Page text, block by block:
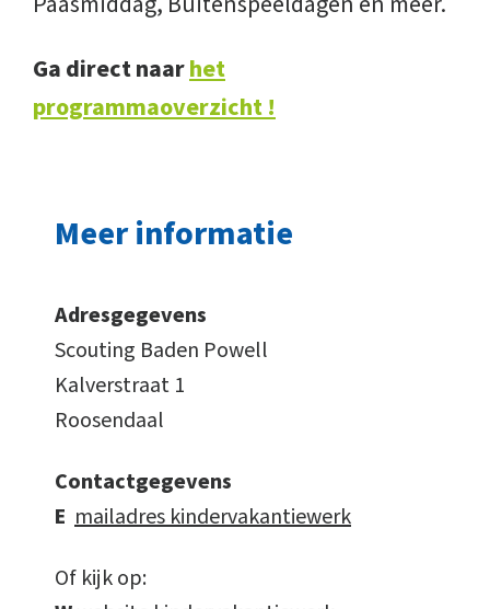
Ga direct naarhet
programmaoverzicht !
Meer informatie
Adresgegevens
Scouting Baden Powell
Kalverstraat 1
Roosendaal
Contactgegevens
E mailadres kindervakantiewerk
Of kijk op: